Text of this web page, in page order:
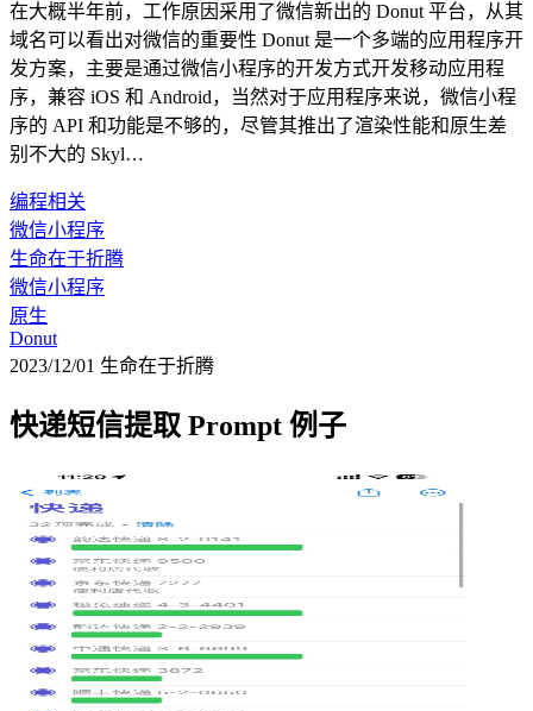
在大概半年前，工作原因采用了微信新出的 Donut 平台，从其
域名可以看出对微信的重要性 Donut 是一个多端的应用程序开
发方案，主要是通过微信小程序的开发方式开发移动应用程
序，兼容 iOS 和 Android，当然对于应用程序来说，微信小程
序的 API 和功能是不够的，尽管其推出了渲染性能和原生差
别不大的 Skyl…
编程相关
微信小程序
生命在于折腾
微信小程序
原生
Donut
2023/12/01 生命在于折腾
快递短信提取 Prompt 例子